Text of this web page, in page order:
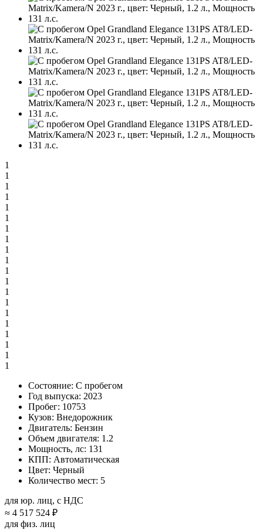
1
1
1
1
1
1
1
1
1
1
1
1
1
1
1
1
1
1
1
1
Состояние: С пробегом
Год выпуска: 2023
Пробег: 10753
Кузов: Внедорожник
Двигатель: Бензин
Объем двигателя: 1.2
Мощность, лс: 131
КПП: Автоматическая
Цвет: Черный
Количество мест: 5
для юр. лиц, с НДС
≈ 4 517 524 ₽
для физ. лиц